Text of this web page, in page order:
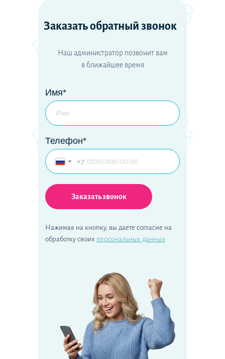
Заказать обратный звонок
Наш администратор позвонит вам
в ближайшее время
Нажимая на кнопку, вы даете согласие на
обработку своих персональных данных
Имя*
Телефон*
+7
Заказать звонок